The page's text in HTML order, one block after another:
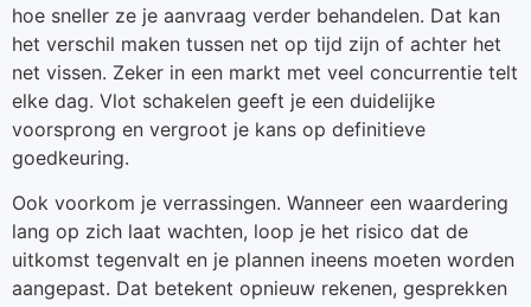
hoe sneller ze je aanvraag verder behandelen. Dat kan
het verschil maken tussen net op tijd zijn of achter het
net vissen. Zeker in een markt met veel concurrentie telt
elke dag. Vlot schakelen geeft je een duidelijke
voorsprong en vergroot je kans op definitieve
goedkeuring.
Ook voorkom je verrassingen. Wanneer een waardering
lang op zich laat wachten, loop je het risico dat de
uitkomst tegenvalt en je plannen ineens moeten worden
aangepast. Dat betekent opnieuw rekenen, gesprekken